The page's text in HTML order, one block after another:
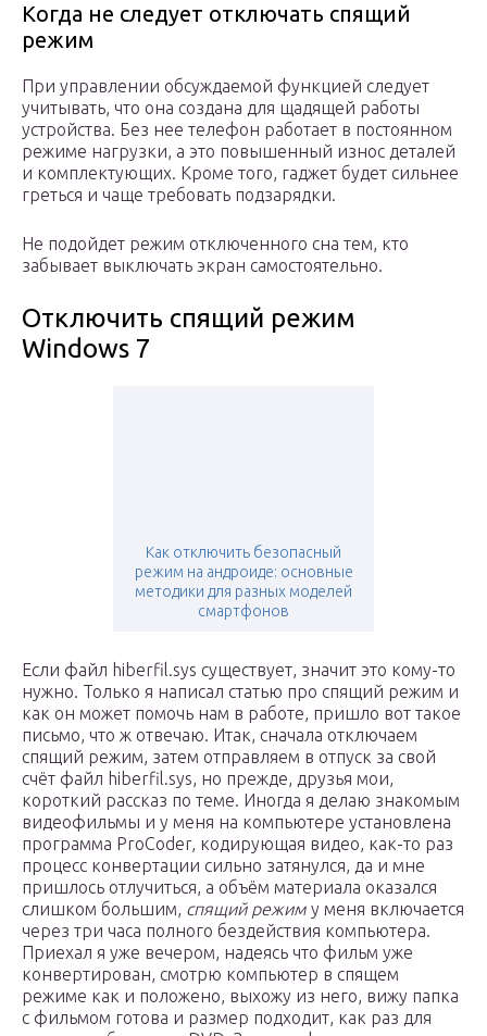
Когда не следует отключать спящий
режим
При управлении обсуждаемой функцией следует
учитывать, что она создана для щадящей работы
устройства. Без нее телефон работает в постоянном
режиме нагрузки, а это повышенный износ деталей
и комплектующих. Кроме того, гаджет будет сильнее
греться и чаще требовать подзарядки.
Не подойдет режим отключенного сна тем, кто
забывает выключать экран самостоятельно.
Отключить спящий режим
Windows 7
Как отключить безопасный
режим на андроиде: основные
методики для разных моделей
смартфонов
Если файл hiberfil.sys существует, значит это кому-то
нужно. Только я написал статью про спящий режим и
как он может помочь нам в работе, пришло вот такое
письмо, что ж отвечаю. Итак, сначала отключаем
спящий режим, затем отправляем в отпуск за свой
счёт файл hiberfil.sys, но прежде, друзья мои,
короткий рассказ по теме. Иногда я делаю знакомым
видеофильмы и у меня на компьютере установлена
программа ProCoder, кодирующая видео, как-то раз
процесс конвертации сильно затянулся, да и мне
пришлось отлучиться, а объём материала оказался
слишком большим, спящий режим у меня включается
через три часа полного бездействия компьютера.
Приехал я уже вечером, надеясь что фильм уже
конвертирован, смотрю компьютер в спящем
режиме как и положено, выхожу из него, вижу папка
с фильмом готова и размер подходит, как раз для